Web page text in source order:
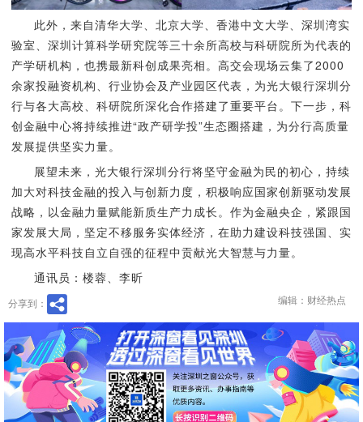
此外，来自清华大学、北京大学、香港中文大学、深圳湾实
验室、深圳计算科学研究院等三十余所高校与科研院所为代表的
产学研机构，也携最新科创成果亮相。高交会现场云集了2000
余家投融资机构、行业协会及产业园区代表，为光大银行深圳分
行与各大高校、科研院所深化合作搭建了重要平台。下一步，科
创金融中心将持续推进“政产研学投”生态圈搭建，为分行高质量
发展提供坚实力量。
展望未来，光大银行深圳分行将坚守金融为民的初心，持续
加大对科技金融的投入与创新力度，积极响应国家创新驱动发展
战略，以金融力量赋能新质生产力成长。作为金融央企，紧跟国
家发展大局，坚定不移服务实体经济，在助力建设科技强国、实
现高水平科技自立自强的征程中贡献光大智慧与力量。
通讯员：楼蓉、李昕
分享到： 编辑：财经热点